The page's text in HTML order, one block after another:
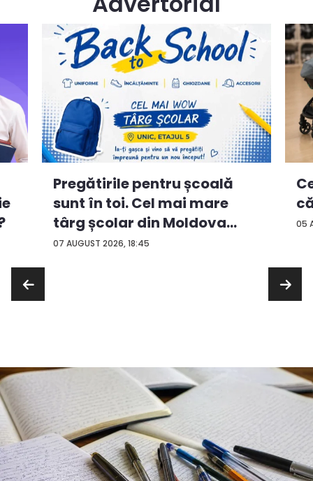
07 AUGUST 2026, 18:45
Pregătirile pentru școală
sunt în toi. Cel mai mare
târg școlar din Moldova
con...
05